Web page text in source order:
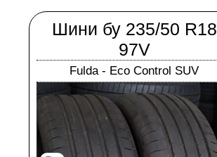
Шини бу 235/50 R18
97V
Fulda - Eco Control SUV